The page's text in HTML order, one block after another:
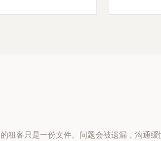
客只是一份文件。问题会被遗漏，沟通缓